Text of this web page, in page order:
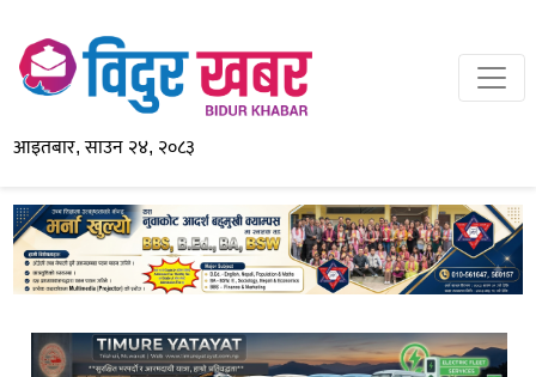
आइतबार, साउन २४, २०८३